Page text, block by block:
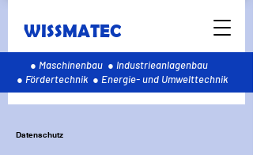
● Maschinenbau ● Industrieanlagenbau
● Fördertechnik ● Energie- und Umwelttechnik
WISSMATEC
Datenschutz